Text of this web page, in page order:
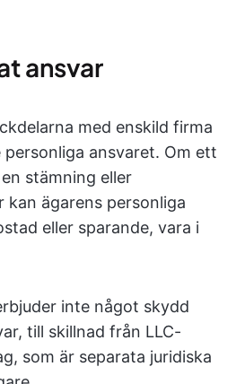
ansvar
med enskild firma
ansvaret. Om ett
stämning eller
kan ägarens personliga
eller sparande, vara i
inte något skydd
till skillnad från LLC-
som är separata juridiska